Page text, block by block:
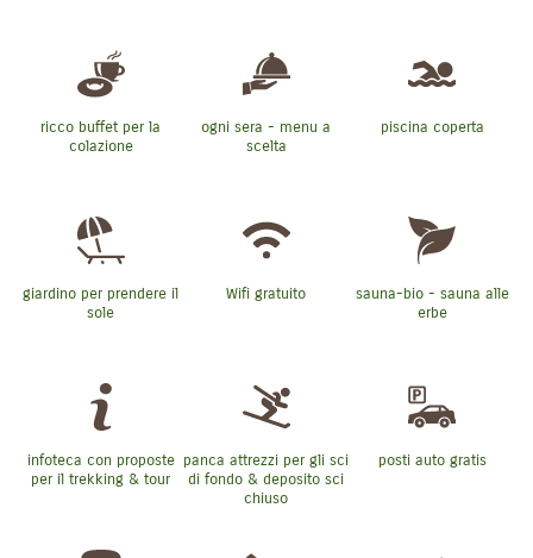
ricco buffet per la
colazione
ogni sera - menu a
scelta
piscina coperta
giardino per prendere il
sole
Wifi gratuito
sauna-bio - sauna alle
erbe
infoteca con proposte
per il trekking & tour
panca attrezzi per gli sci
di fondo & deposito sci
chiuso
posti auto gratis